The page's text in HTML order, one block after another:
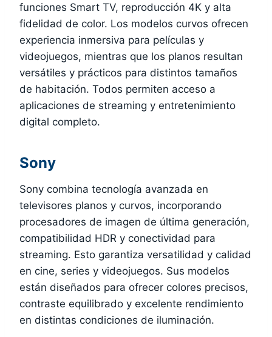
funciones Smart TV, reproducción 4K y alta
fidelidad de color. Los modelos curvos ofrecen
experiencia inmersiva para películas y
videojuegos, mientras que los planos resultan
versátiles y prácticos para distintos tamaños
de habitación. Todos permiten acceso a
aplicaciones de streaming y entretenimiento
digital completo.
Sony
Sony combina tecnología avanzada en
televisores planos y curvos, incorporando
procesadores de imagen de última generación,
compatibilidad HDR y conectividad para
streaming. Esto garantiza versatilidad y calidad
en cine, series y videojuegos. Sus modelos
están diseñados para ofrecer colores precisos,
contraste equilibrado y excelente rendimiento
en distintas condiciones de iluminación.